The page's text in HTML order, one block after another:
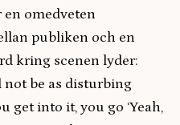
en omedveten
publiken och en
kring scenen lyder:
not be as disturbing
into it, you go ‘Yeah,